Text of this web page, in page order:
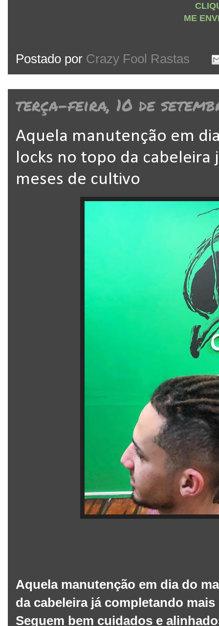
ME
Postado por Crazy Fool Rastas
terça-feira, 10 de
Aquela manutenção em
locks no topo da cabeleira
meses de cultivo
Aquela manutenção em dia do
da cabeleira já completando
Seguem bem cuidados e